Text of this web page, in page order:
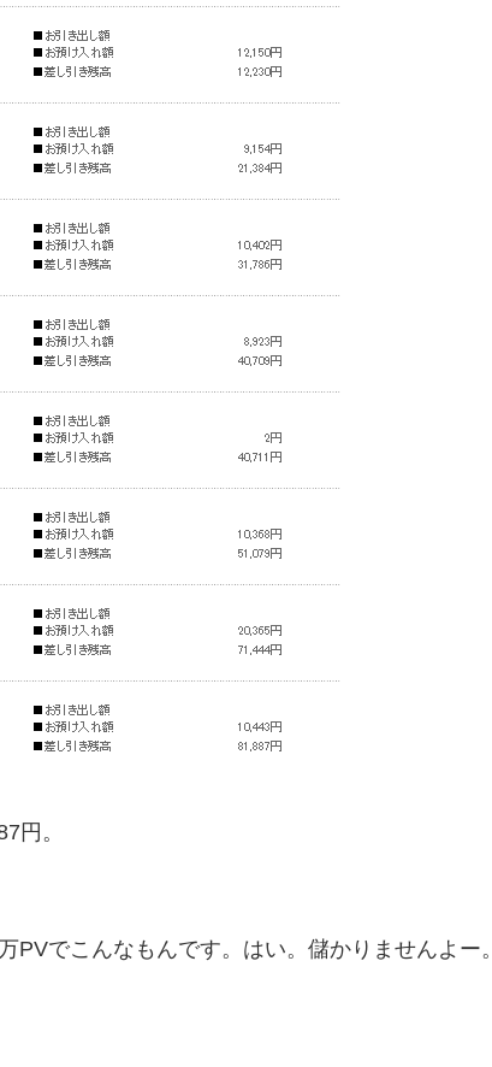
円。
でこんなもんです。はい。儲かりませんよー。